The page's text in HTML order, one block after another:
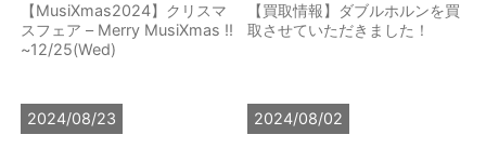
【MusiXmas2024】クリスマ
スフェア – Merry MusiXmas !!
~12/25(Wed)
【買取情報】ダブルホルンを買
取させていただきました！
2024/08/23 2024/08/02